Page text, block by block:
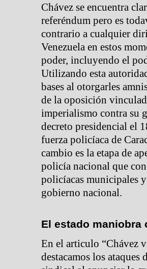
Chávez se encuentra
referéndum pero es
contrario a cualquier
Venezuela en estos
poder, incluyendo el
Utilizando esta
bases al otorgarles
de la oposición
imperialismo contra su
decreto presidencial el
fuerza policíaca de
cambio es la etapa de
policía nacional que
policíacas municipales
gobierno nacional.
El estado maniobra
En el articulo “Chávez
destacamos los ataques